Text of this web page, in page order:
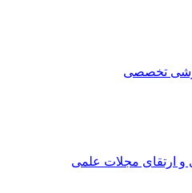
تخصصی
و ارتقای مجلات علمی